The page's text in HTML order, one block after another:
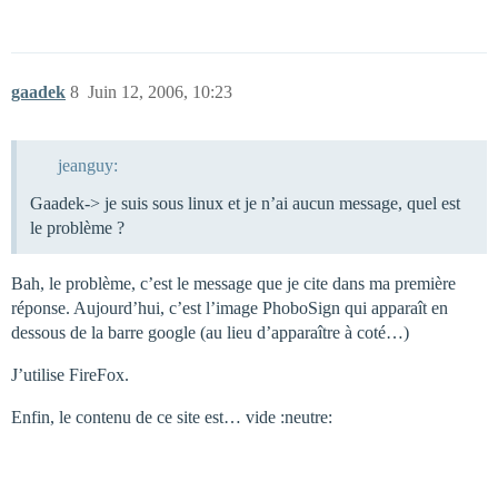
gaadek Juin 12, 2006, 10:23
8
jeanguy:
Gaadek-> je suis sous linux et je n’ai aucun message, quel est
le problème ?
Bah, le problème, c’est le message que je cite dans ma première
réponse. Aujourd’hui, c’est l’image PhoboSign qui apparaît en
dessous de la barre google (au lieu d’apparaître à coté…)
J’utilise FireFox.
Enfin, le contenu de ce site est… vide :neutre: